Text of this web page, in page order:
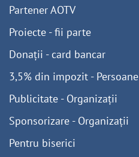
Partener AOTV
Proiecte - fii parte
Donații - card bancar
3,5% din impozit - Persoane
Publicitate - Organizații
Sponsorizare - Organizații
Pentru biserici